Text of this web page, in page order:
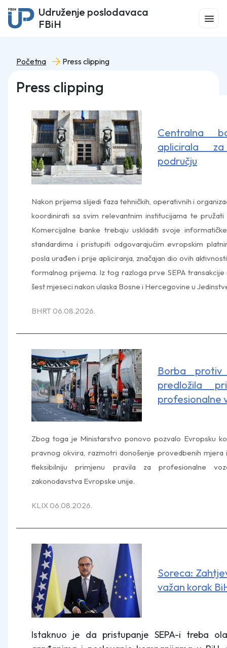
Udruženje poslodavaca
FBiH
Početna Press clipping
Press clipping
Centralna
aplicirala
području
Nakon prijema slijedi faza tehničkih, operativnih i
koordinirati sa svim relevantnim institucijama te pružati
Komercijalne banke trebaju uskladiti svoje
standardima i pristupiti odgovarajućim evropskim
posla urađen i prije apliciranja, značajan dio ovih
formalnog prijema. Iz tog razloga prve SEPA
šest mjeseci nakon ulaska Bosne i Hercegovine u
BHRT 06.08.2026.
Borba
predložila
profesionalne
Zbog toga je Ministarstvo ponovo pozvalo Evropsku
pravnog okvira, razmotri donošenje provedbenih
fleksibilniju primjenu pravila za profesionalne
zakonodavstva Evropske unije.
KLIX 06.08.2026.
Soreca:
važan korak
Istaknuo je da pristupanje SEPA-i treba